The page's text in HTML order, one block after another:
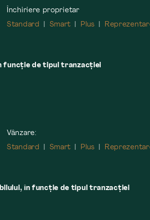
Închiriere proprietar
Standard
Smart Plus
funcție de tipul tranzacției
Vânzare:
Standard
Smart Plus
în funcţie de tipul tranzacţiei